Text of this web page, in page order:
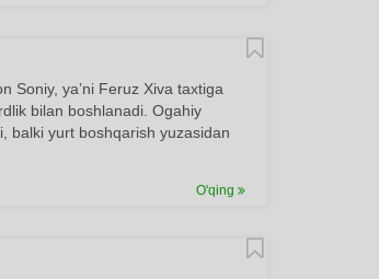
Soniy, ya’ni Feruz Xiva taxtiga
bilan boshlanadi. Ogahiy
balki yurt boshqarish yuzasidan
O'qing